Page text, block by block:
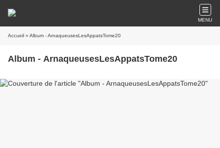
MENU
Accueil » Album - ArnaqueusesLesAppatsTome20
Album - ArnaqueusesLesAppatsTome20